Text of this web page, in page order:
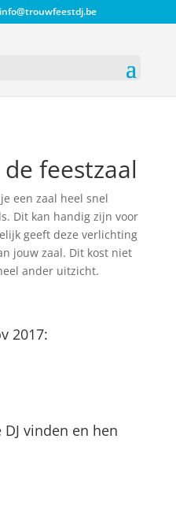
info@trouwfeestdj.be
feestzaal
een zaal heel snel
Dit kan handig zijn voor
geeft deze verlichting
jouw zaal. Dit kost niet
ander uitzicht.
2017:
vinden en hen